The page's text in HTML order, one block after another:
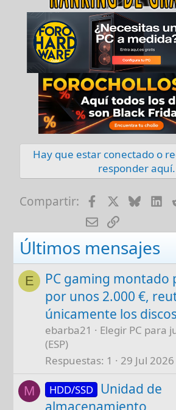
Hay que estar conectado o
responder aquí.
Compartir: Facebook
E-mailEnlace
Últimos mensajes
E
PC gaming montado
por unos 2.000 €,
únicamente los discos
ebarba21
Elegir PC para
(ESP)
Respuestas 1 29 Jul 2026
M HDD/SSD Unidad de
almacenamiento